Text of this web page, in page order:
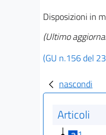
Disposizioni in
(Ultimo
(GU n.156 del
nascondi
Articoli